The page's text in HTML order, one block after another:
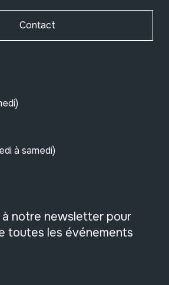
Contact
à samedi)
notre newsletter pour
toutes les événements